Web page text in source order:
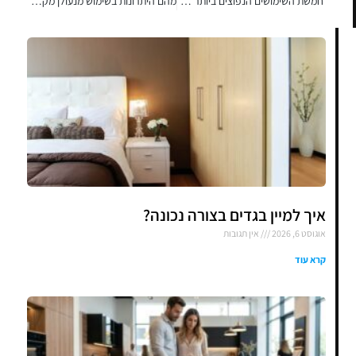
איך למיין בגדים בצורה נכונה?
אוגוסט 6, 2026 אין תגובות
קרא עוד